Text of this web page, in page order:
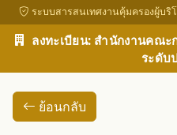
ระบบสารสนเทศงานคุ้มครองผู้บริ
ลงทะเบียน: สำนักงานคณ
ระดับ
ย้อนกลับ